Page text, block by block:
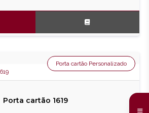
Porta cartão 1619
Porta cartão Personalizado